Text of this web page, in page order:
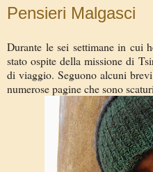
Pensieri Malgasci
Durante le sei settimane in cui
stato ospite della missione di
di viaggio. Seguono alcuni
numerose pagine che sono